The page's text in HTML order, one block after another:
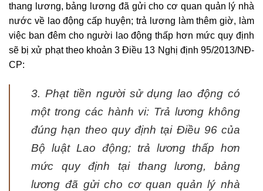
thang lương, bảng lương đã gửi cho cơ quan quản lý nhà
nước về lao động cấp huyện; trả lương làm thêm giờ, làm
việc ban đêm cho người lao động thấp hơn mức quy định
sẽ bị xử phạt theo khoản 3 Điều 13 Nghị định 95/2013/NĐ-
CP:
3. Phạt tiền người sử dụng lao động có
một trong các hành vi: Trả lương không
đúng hạn theo quy định tại Điều 96 của
Bộ luật Lao động; trả lương thấp hơn
mức quy định tại thang lương, bảng
lương đã gửi cho cơ quan quản lý nhà